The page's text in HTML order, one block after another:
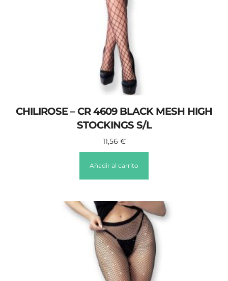
CHILIROSE – CR 4609 BLACK MESH HIGH
STOCKINGS S/L
11,56 €
Añadir al carrito